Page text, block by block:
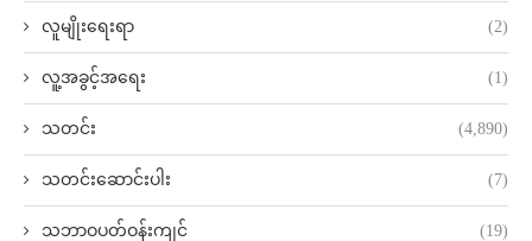
လူမျိုးရေးရာ (2)
လူ့အခွင့်အရေး (1)
သတင်း (4,890)
သတင်းဆောင်းပါး (7)
သဘာဝပတ်ဝန်းကျင် (19)